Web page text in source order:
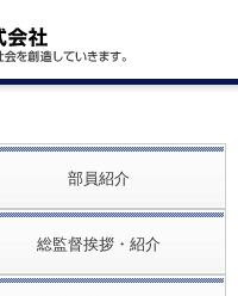
部員紹介
総監督挨拶・紹介